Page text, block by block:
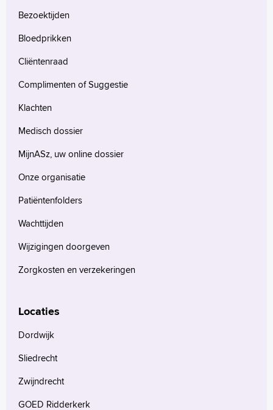
Bezoektijden
Bloedprikken
Cliëntenraad
Complimenten of Suggestie
Klachten
Medisch dossier
MijnASz, uw online dossier
Onze organisatie
Patiëntenfolders
Wachttijden
Wijzigingen doorgeven
Zorgkosten en verzekeringen
Locaties
Dordwijk
Sliedrecht
Zwijndrecht
GOED Ridderkerk